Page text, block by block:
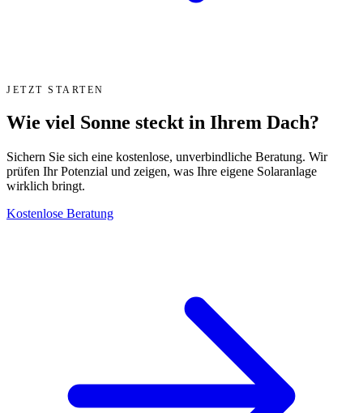
JETZT STARTEN
Wie viel Sonne steckt in Ihrem Dach?
Sichern Sie sich eine kostenlose, unverbindliche Beratung. Wir
prüfen Ihr Potenzial und zeigen, was Ihre eigene Solaranlage
wirklich bringt.
Kostenlose Beratung